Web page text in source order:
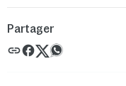
Partager